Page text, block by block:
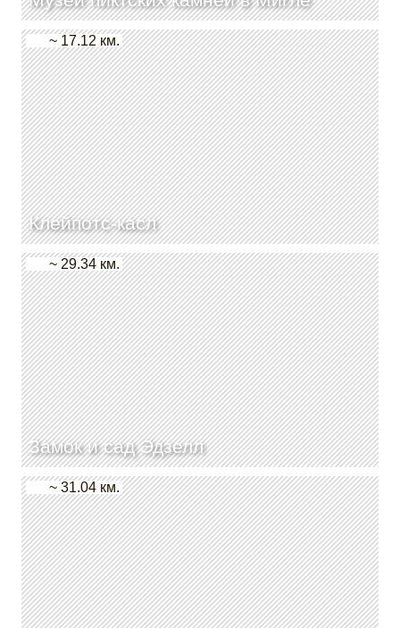
Клейпотс-касл
~ 17.12 км.
Замок и сад Эдзелл
~ 29.34 км.
~ 31.04 км.